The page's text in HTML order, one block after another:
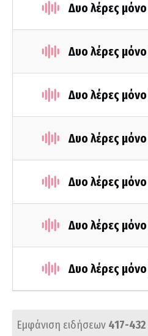
Δυο λέρες
Δυο λέρες
Δυο λέρες
Δυο λέρες
Δυο λέρες
Δυο λέρες
Δυο λέρες
Εμφάνιση ειδήσεων 417-432